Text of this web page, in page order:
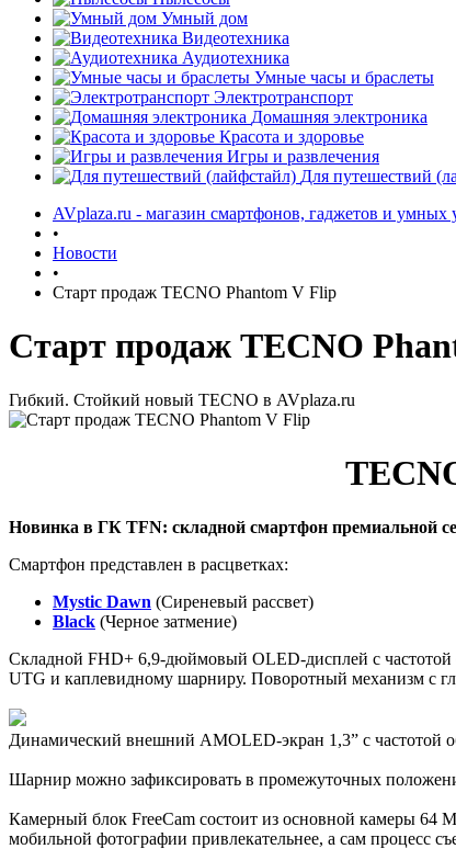
Умный дом
Видеотехника
Аудиотехника
Умные часы и браслеты
Электротранспорт
Домашняя электроника
Красота и здоровье
Игры и развлечения
Для путешествий
AVplaza.ru - магазин смартфонов, гаджетов и умных
•
Новости
•
Старт продаж TECNO Phantom V Flip
Старт продаж TECNO
Гибкий. Стойкий новый TECNO в AVplaza.ru
Новинка в ГК TFN: складной смартфон премиальной
Смартфон представлен в расцветках:
Mystic Dawn (Сиреневый рассвет)
Black (Черное затмение)
Складной FHD+ 6,9-дюймовый OLED-дисплей с частотой
UTG и каплевидному шарниру. Поворотный механизм с
Динамический внешний AMOLED-экран 1,3” с частотой
Шарнир можно зафиксировать в промежуточных
Камерный блок FreeCam состоит из основной камеры 64
мобильной фотографии привлекательнее, а сам процесс